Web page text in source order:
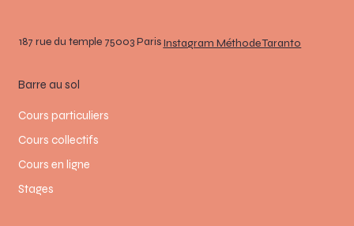
187 rue du temple 75003 ParisInstagram Méthode Taranto
Barre au sol
Cours particuliers
Cours collectifs
Cours en ligne
Stages